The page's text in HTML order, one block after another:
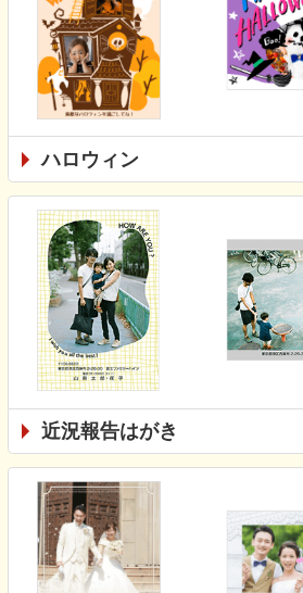
ハロウィン
近況報告はがき